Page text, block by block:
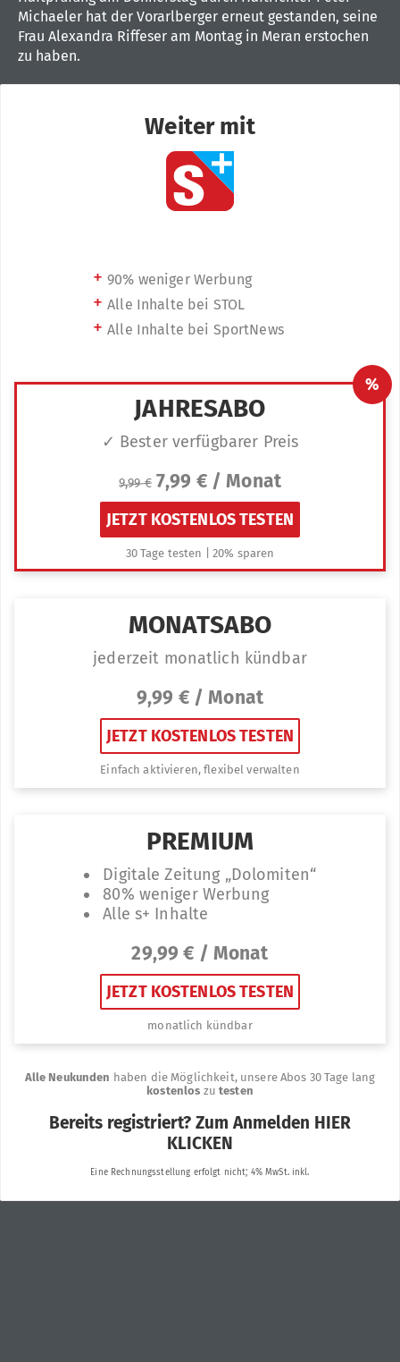
Michaeler hat der Vorarlberger erneut gestanden, seine
Frau Alexandra Riffeser am Montag in Meran erstochen
zu haben.